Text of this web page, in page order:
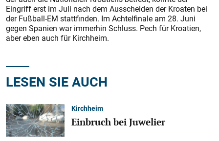
Eingriff erst im Juli nach dem Ausscheiden der Kroaten bei
der Fußball-EM stattfinden. Im Achtelfinale am 28. Juni
gegen Spanien war immerhin Schluss. Pech für Kroatien,
aber eben auch für Kirchheim.
LESEN SIE AUCH
Kirchheim
Einbruch bei Juwelier